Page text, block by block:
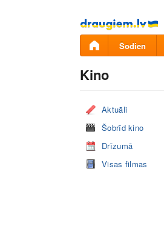
Pāriet
uz
saturu
Šodien
Kino
Aktuāli
Šobrīd kino
Drīzumā
Visas filmas